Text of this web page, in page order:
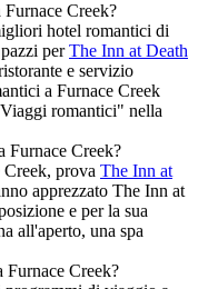
Creek?
hotel romantici di
perThe Inn at Death
e servizio
a Furnace Creek
romantici" nella
Furnace Creek?
Creek, prova The Inn at
apprezzato The Inn at
e per la sua
all'aperto, una spa
Furnace Creek?